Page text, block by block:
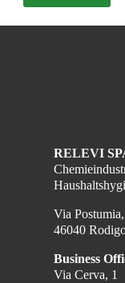
RELEVI
Via Postumia,
46040
Business
Via Cerva, 1